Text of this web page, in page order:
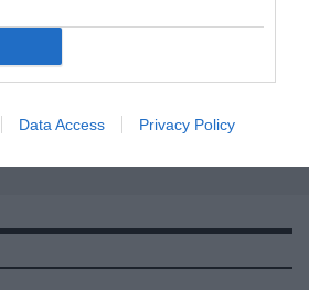
Data Access Privacy Policy